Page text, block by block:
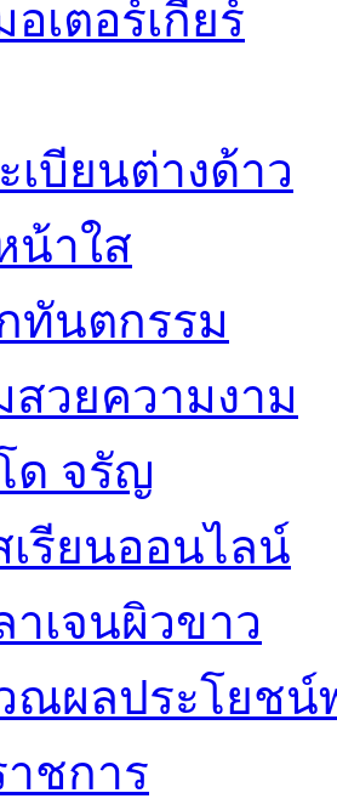
เตอร์เกียร์
เบียนต่างด้าว
น้าใส
ทันตกรรม
สวยความงาม
ด จรัญ
เรียนออนไลน์
าเจนผิวขาว
ณผลประโยชน์
ชการ